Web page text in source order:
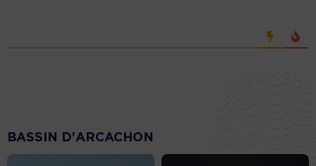
BASSIN D'ARCACHON